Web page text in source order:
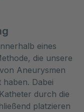
eines
die unsere
Aneurysmen
Dabei
durch die
platzieren